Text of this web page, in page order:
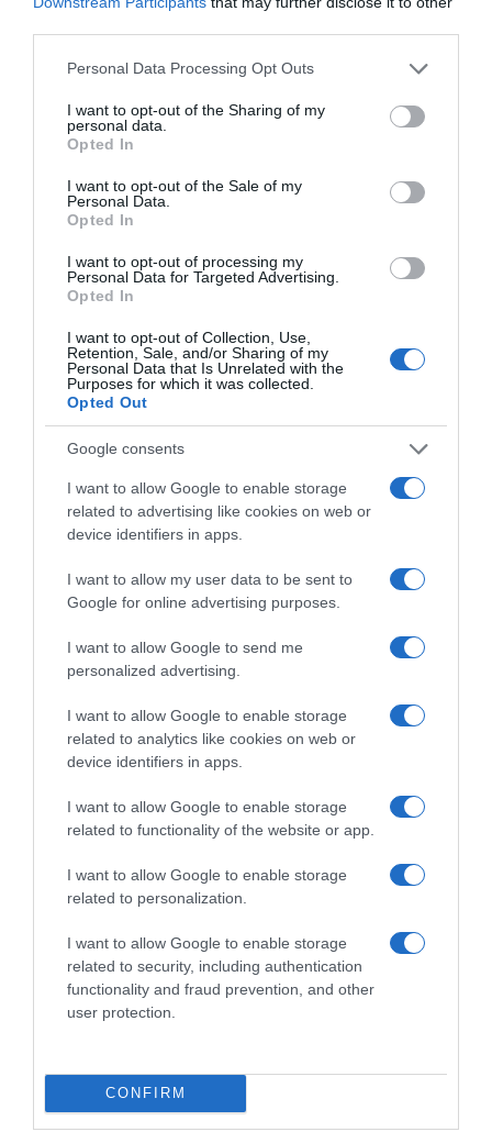
Please note that this website/app uses one or more Google
not limited to your visit or usage behaviour. You may click to
grant or deny consent to Google and its third-party tags to
use your data for below specified purposes in below Google
consent section.
Personal Data Processing Opt Outs
I want to opt-out of the Sharing of my
personal data.
Opted In
I want to opt-out of the Sale of my
Personal Data.
Opted In
I want to opt-out of processing my
Personal Data for Targeted Advertising.
Opted In
I want to opt-out of Collection, Use,
Retention, Sale, and/or Sharing of my
Personal Data that Is Unrelated with the
Purposes for which it was collected.
Opted Out
Google consents
I want to allow Google to enable storage
related to advertising like cookies on web or
device identifiers in apps.
I want to allow my user data to be sent to
Google for online advertising purposes.
I want to allow Google to send me
personalized advertising.
I want to allow Google to enable storage
related to analytics like cookies on web or
device identifiers in apps.
I want to allow Google to enable storage
related to functionality of the website or app.
I want to allow Google to enable storage
related to personalization.
I want to allow Google to enable storage
related to security, including authentication
functionality and fraud prevention, and other
user protection.
CONFIRM
Παρακαλώ Περιμένετε...
ΔΕΥΤΕΡΑ – ΡΕΜΟΣ ΑΝΤΩΝΗΣ
ΕΞΑΙΡΕΣΗ – ΒΙΣΣΗ ΑΝΝΑ